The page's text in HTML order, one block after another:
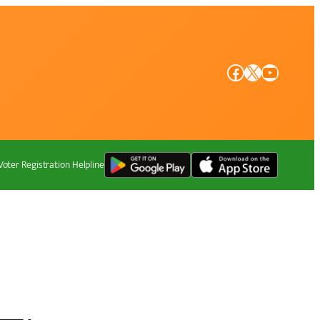
Facebook X YouTube
Registration Helpline